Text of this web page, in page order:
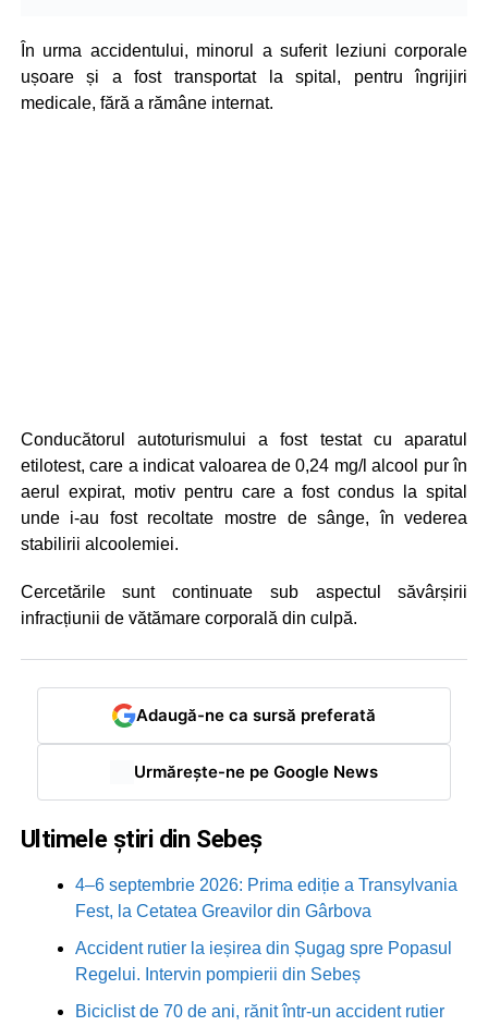
În urma accidentului, minorul a suferit leziuni corporale
ușoare și a fost transportat la spital, pentru îngrijiri
medicale, fără a rămâne internat.
Conducătorul autoturismului a fost testat cu aparatul
etilotest, care a indicat valoarea de 0,24 mg/l alcool pur în
aerul expirat, motiv pentru care a fost condus la spital
unde i-au fost recoltate mostre de sânge, în vederea
stabilirii alcoolemiei.
Cercetările sunt continuate sub aspectul săvârșirii
infracțiunii de vătămare corporală din culpă.
Adaugă-ne ca sursă preferată
Urmărește-ne pe Google News
Ultimele știri din Sebeș
4–6 septembrie 2026: Prima ediție a Transylvania
Fest, la Cetatea Greavilor din Gârbova
Accident rutier la ieșirea din Șugag spre Popasul
Regelui. Intervin pompierii din Sebeș
Biciclist de 70 de ani, rănit într-un accident rutier